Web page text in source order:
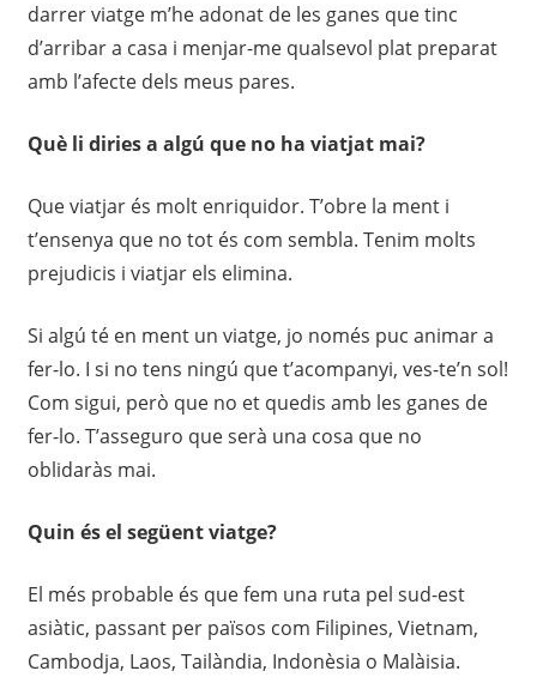
darrer viatge m’he adonat de les ganes que tinc
d’arribar a casa i menjar-me qualsevol plat preparat
amb l’afecte dels meus pares.
Què li diries a algú que no ha viatjat mai?
Que viatjar és molt enriquidor. T’obre la ment i
t’ensenya que no tot és com sembla. Tenim molts
prejudicis i viatjar els elimina.
Si algú té en ment un viatge, jo només puc animar a
fer-lo. I si no tens ningú que t’acompanyi, ves-te’n sol!
Com sigui, però que no et quedis amb les ganes de
fer-lo. T’asseguro que serà​ una cosa que no
oblidaràs mai.
Quin és el següent viatge?
El més probable és que fem una ruta pel sud-est
asiàtic, passant per països com Filipines, Vietnam,
Cambodja, Laos, Tailàndia, Indonèsia o Malàisia.